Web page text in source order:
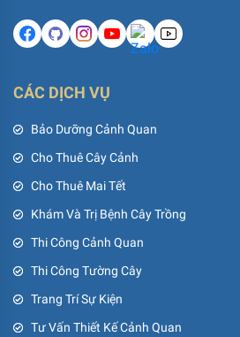
CÁC DỊCH VỤ
Bảo Dưỡng Cảnh Quan
Cho Thuê Cây Cảnh
Cho Thuê Mai Tết
Khám Và Trị Bệnh Cây Trồng
Thi Công Cảnh Quan
Thi Công Tường Cây
Trang Trí Sự Kiện
Tư Vấn Thiết Kế Cảnh Quan